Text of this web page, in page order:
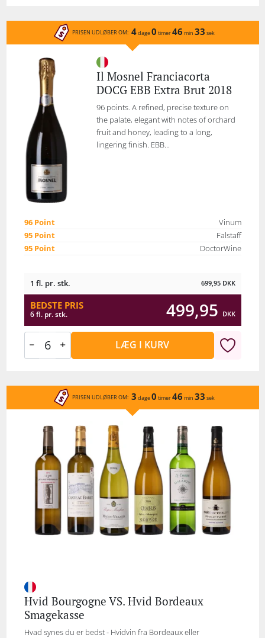
PRISEN UDLØBER OM: 4dage0 timer46 min 33 sek
Il Mosnel Franciacorta
DOCG EBB Extra Brut 2018
96 points. A refined, precise texture on
the palate, elegant with notes of orchard
fruit and honey, leading to a long,
lingering finish. EBB...
96 Point
Vinum
95 Point
Falstaff
95 Point
DoctorWine
1 fl. pr. stk. 699,95 DKK
BEDSTE PRIS
6 fl. pr. stk. 499,95 DKK
LÆG I KURV
PRISEN UDLØBER OM: 3 dage0 timer46 min 33 sek
Hvid Bourgogne VS. Hvid Bordeaux
Smagekasse
Hvad synes du er bedst - Hvidvin fra Bordeaux eller